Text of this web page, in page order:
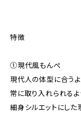
特徴
①現代風もんぺ
現代人の体型に合う
常に取り入れられるよ
細身シルエットにした